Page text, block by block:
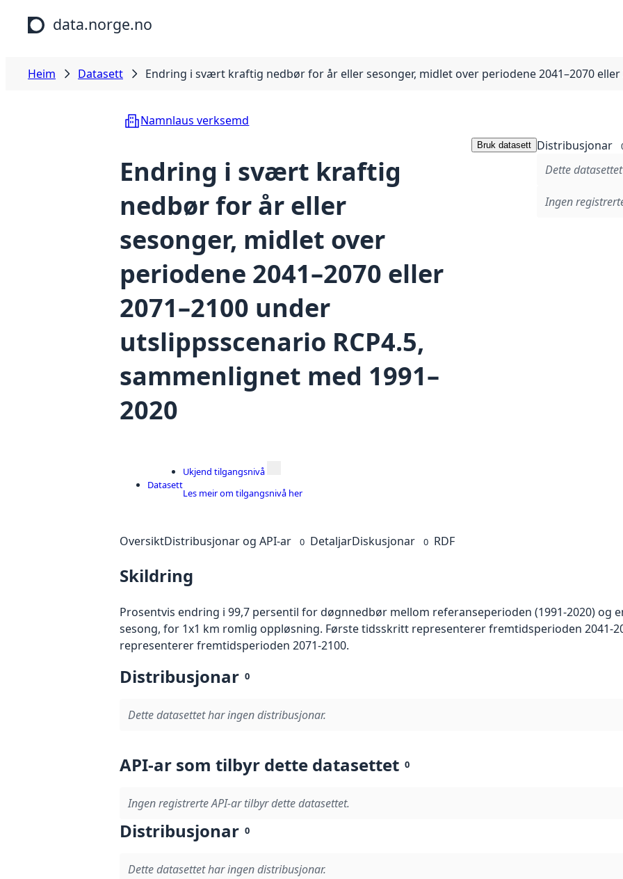
Hopp til hovudinnhald
data.norge.no
Heim Datasett Endring i svært kraftig nedbør for år eller sesonger, midlet over periodene 2041–2070
Namnlaus verksemd
Endring i svært kraftig
nedbør for år eller
sesonger, midlet over
periodene 2041–2070 eller
2071–2100 under
utslippsscenario RCP4.5,
sammenlignet med 1991–
2020
Bruk datasett Distribusjonar
Dette
Ingen
Datasett
Ukjend tilgangsnivå
Les meir om tilgangsnivå her
OversiktDistribusjonar og API-ar 0 DetaljarDiskusjonar 0 RDF
Skildring
Prosentvis endring i 99,7 persentil for døgnnedbør mellom referanseperioden (1991-2020) og
sesong, for 1x1 km romlig oppløsning. Første tidsskritt representerer fremtidsperioden 2041-
representerer fremtidsperioden 2071-2100.
Distribusjonar 0
Dette datasettet har ingen distribusjonar.
API-ar som tilbyr dette datasettet 0
Ingen registrerte API-ar tilbyr dette datasettet.
Distribusjonar 0
Dette datasettet har ingen distribusjonar.